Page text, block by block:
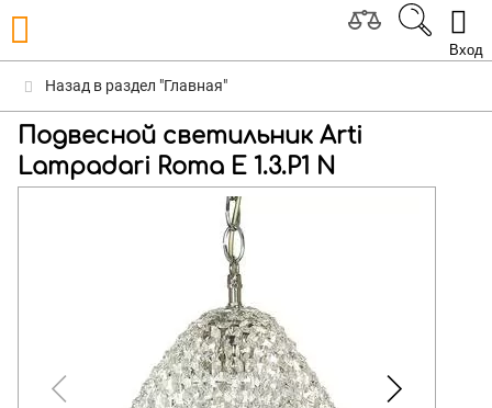
Вход
Назад в раздел "Главная"
Подвесной светильник Arti
Lampadari Roma E 1.3.P1 N